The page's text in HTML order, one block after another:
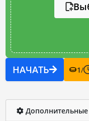
НАЧАТЬ 1/
Дополнительные